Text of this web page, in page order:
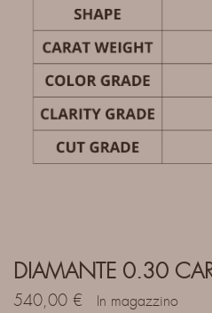
DIAMANTE 0.30
540,00 € In magazzino